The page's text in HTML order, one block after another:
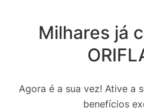
Milhares já
Agora é a sua vez! Ative a
benefícios